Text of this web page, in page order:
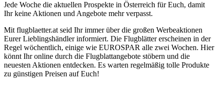
Jede Woche die aktuellen Prospekte in Österreich für Euch, damit
Ihr keine Aktionen und Angebote mehr verpasst.
Mit flugblaetter.at seid Ihr immer über die großen Werbeaktionen
Eurer Lieblingshändler informiert. Die Flugblätter erscheinen in der
Regel wöchentlich, einige wie EUROSPAR alle zwei Wochen. Hier
könnt Ihr online durch die Flugblattangebote stöbern und die
neuesten Aktionen entdecken. Es warten regelmäßig tolle Produkte
zu günstigen Preisen auf Euch!